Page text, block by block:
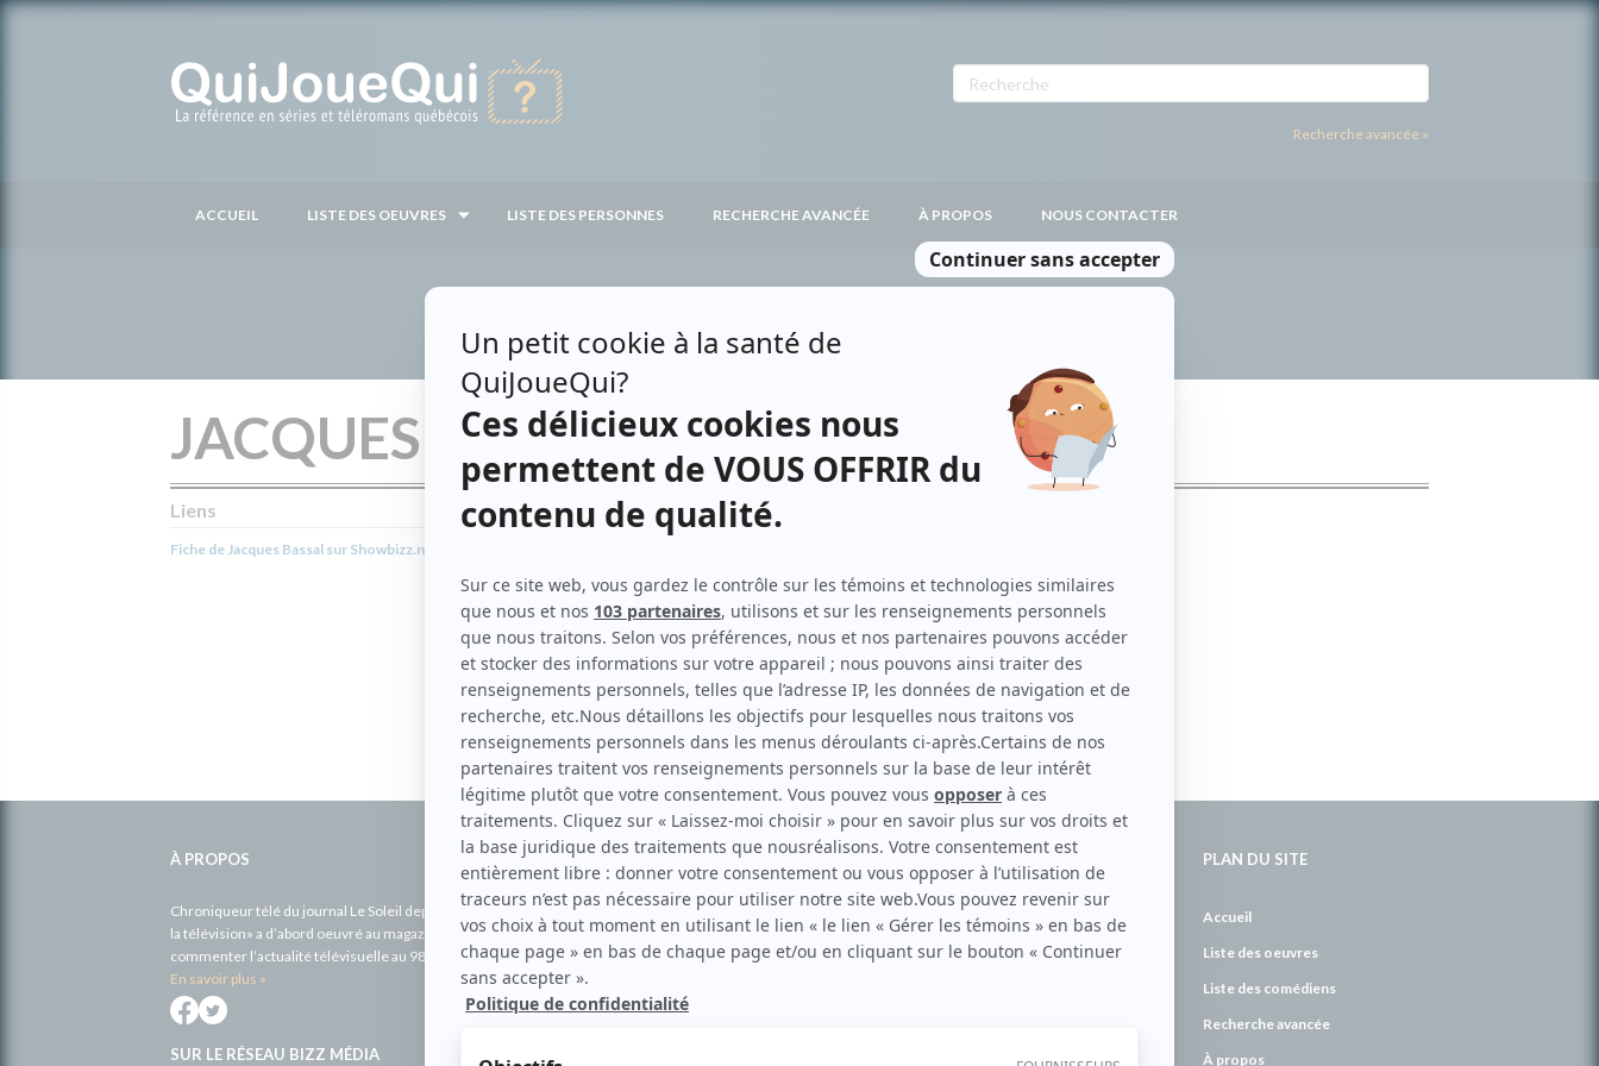
Recherche avancée »
ACCUEIL LISTE DES OEUVRES LISTE DES PERSONNES RECHERCHE AVANCÉE À PROPOS NOUS CONTACTER
JACQUES BASSAL
Liens
Fiche de Jacques Bassal sur Showbizz.net
Personnages
30 vies(Concierge)
11 Somerset(Meurtrier)
Les liaisons dangereuses( Croupier)
À PROPOS
Chroniqueur télé du journal Le Soleil depuis 2001, Richard Therrien carbure à son petit écran. Celui qu’on surnomme parfois «l’encyclopédie de
la télévision» a d’abord oeuvré au magazine TV Hebdo de 1996 à 2001. Sa spécialité: la télé québécoise. On peut l’entendre régulièrement
commenter l’actualité télévisuelle au 98,5.
En savoir plus »
SUR LE RÉSEAU BIZZ MÉDIA
PLAN DU SITE
Accueil
Liste des oeuvres
Liste des comédiens
Recherche avancée
À propos